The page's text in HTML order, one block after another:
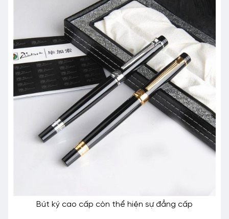
Bút ký cao cấp còn thể hiện sự đẳng cấp